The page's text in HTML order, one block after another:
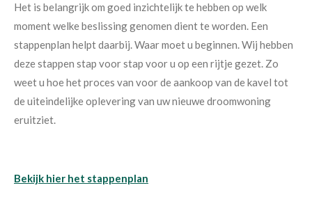
Het is belangrijk om goed inzichtelijk te hebben op welk
moment welke beslissing genomen dient te worden. Een
stappenplan helpt daarbij. Waar moet u beginnen. Wij hebben
deze stappen stap voor stap voor u op een rijtje gezet. Zo
weet u hoe het proces van voor de aankoop van de kavel tot
de uiteindelijke oplevering van uw nieuwe droomwoning
eruitziet.
Bekijk hier het stappenplan